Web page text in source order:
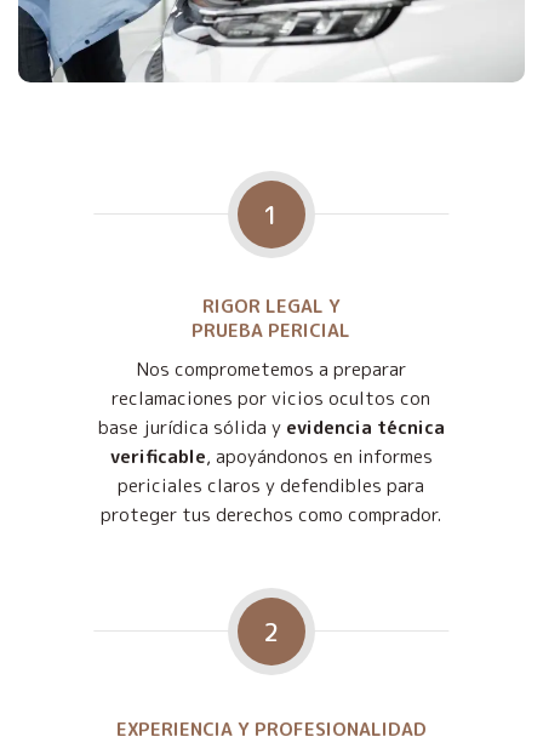
1
RIGOR LEGAL Y
PRUEBA PERICIAL
Nos comprometemos a preparar
reclamaciones por vicios ocultos con
base jurídica sólida y evidencia técnica
verificable, apoyándonos en informes
periciales claros y defendibles para
proteger tus derechos como comprador.
2
EXPERIENCIA Y PROFESIONALIDAD